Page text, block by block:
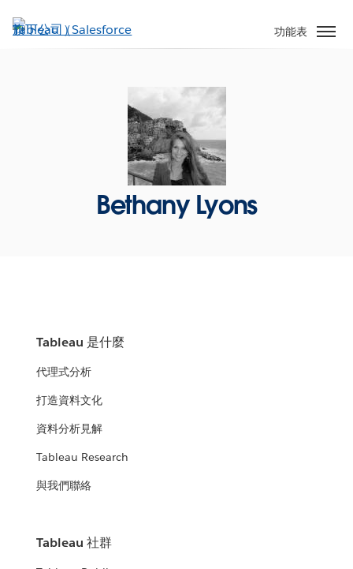
至
功能表
Bethany Lyons
Tableau 是什麼
代理式分析
打造資料文化
資料分析見解
Tableau Research
與我們聯絡
Tableau 社群